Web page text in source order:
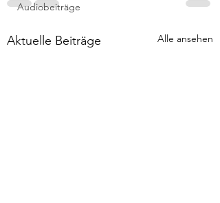
Audiobeiträge
Aktuelle Beiträge Alle ansehen